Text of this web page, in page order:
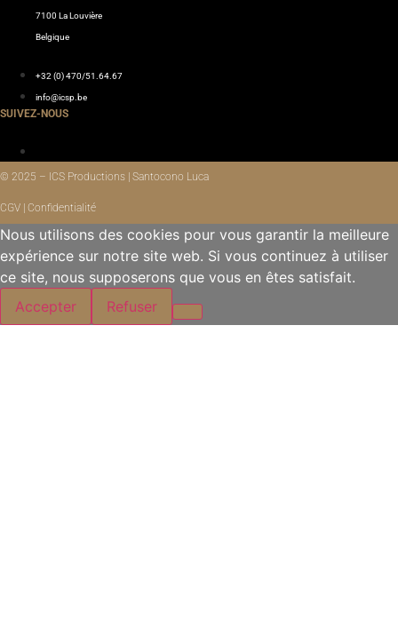
7100 La Louvière
Belgique
+32 (0) 470/51.64.67
info@icsp.be
SUIVEZ-NOUS
© 2025 – ICS Productions | Santocono Luca
CGV | Confidentialité
Nous utilisons des cookies pour vous garantir la meilleure
expérience sur notre site web. Si vous continuez à utiliser
ce site, nous supposerons que vous en êtes satisfait.
Accepter
Refuser